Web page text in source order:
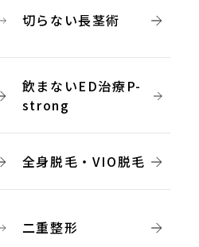
切らない長茎術
飲まないED治療P-
strong
全身脱毛・VIO脱毛
二重整形